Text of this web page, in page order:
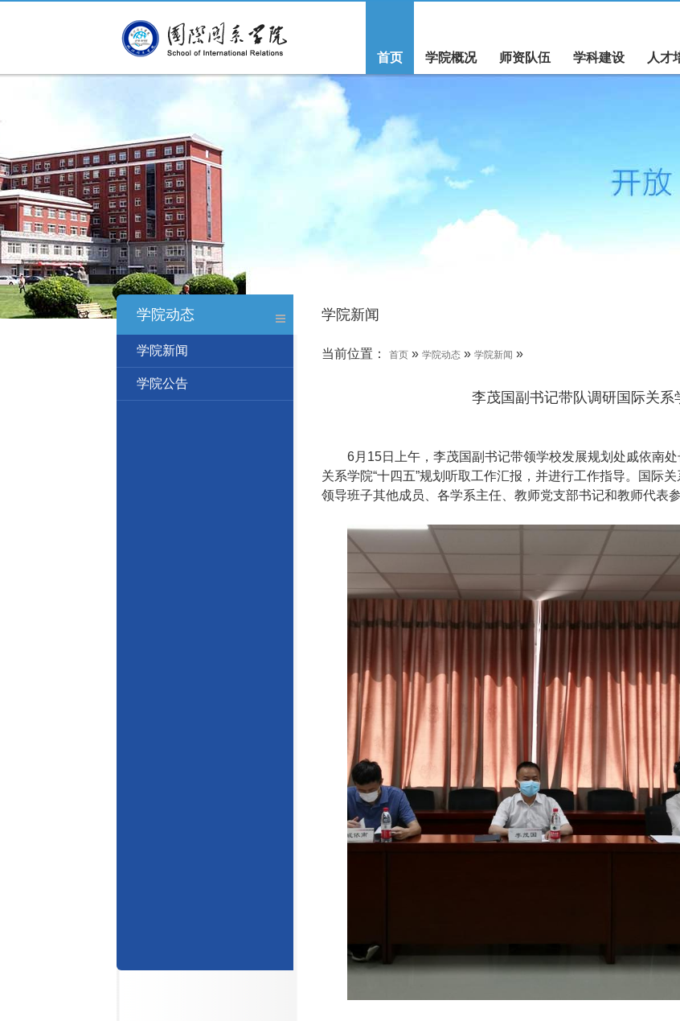
首页 学院概况 师资队伍 学科建设 人才
学院动态 学院新闻
学院新闻
学院公告
当前位置： 首页» 学院动态» 学院新闻 »
李茂国副书记带队调研国际关系
6月 15日上午，李茂国副书记带领学校发展规划处戚依南
关系学院“十四五”规划听取工作汇报，并进行工作指导。国际
领导班子其他成员、各学系主任、教师党支部书记和教师代表参